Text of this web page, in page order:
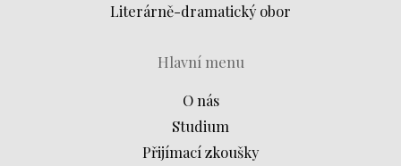
Literárně-dramatický obor
Hlavní menu
O nás
Studium
Přijímací zkoušky